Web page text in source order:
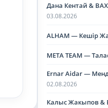
Дана Кентай &
03.08.2026
ALHAM — Кешір
META TEAM —
Ernar Aidar —
02.08.2026
Калыс Жакыпов &